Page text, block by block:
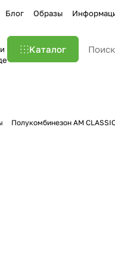
Блог Образы
Каталог
Полукомбинезон AM